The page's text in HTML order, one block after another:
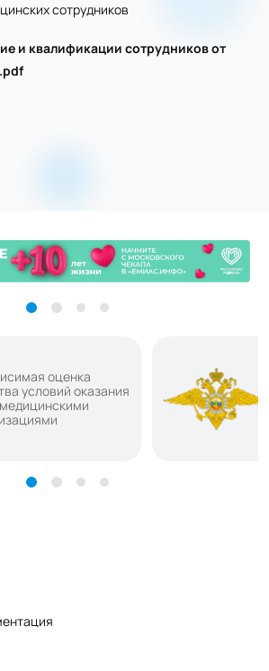
сотрудников
и квалификации сотрудников от
оценка
условий оказания